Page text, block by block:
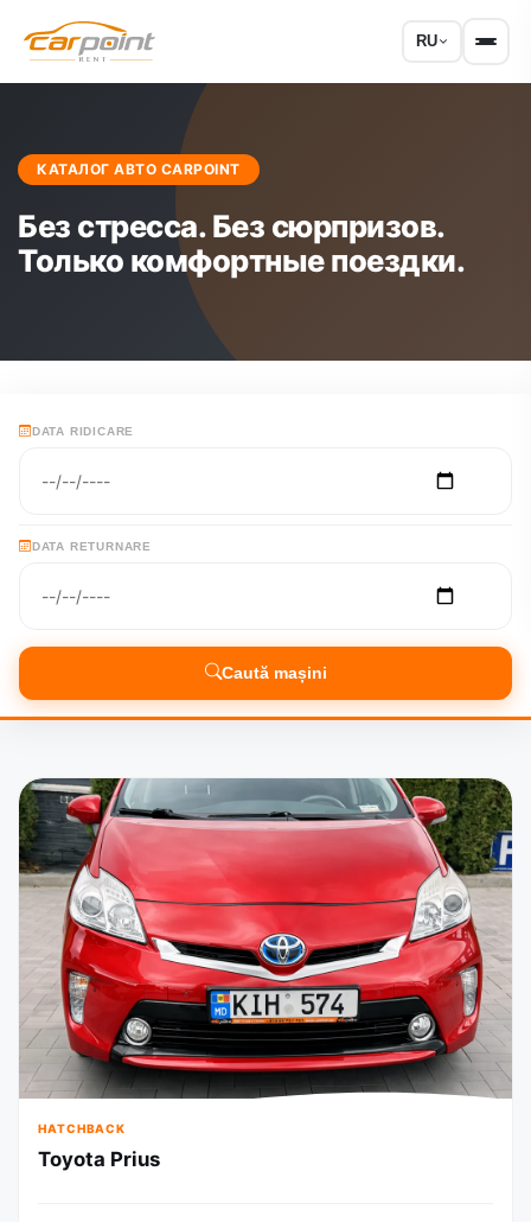
RU
КАТАЛОГ АВТО CARPOINT
Без стресса. Без сюрпризов.
Только комфортные поездки.
DATA RIDICARE
DATA RETURNARE
Caută mașini
HATCHBACK
Toyota Prius